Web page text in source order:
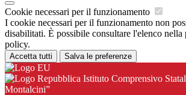
Cookie necessari per il funzionamento
I cookie necessari per il funzionamento non
disabilitati. È possibile consultare l'elenco nella
policy.
Accetta tutti Salva le preferenze
Istituto Comprensivo
Montalcini”